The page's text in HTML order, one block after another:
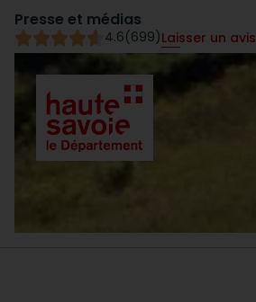
Presse et médias
4.6(699)Laisser un avis